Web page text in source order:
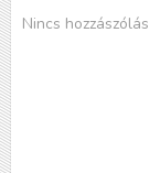
Nincs hozzászólás